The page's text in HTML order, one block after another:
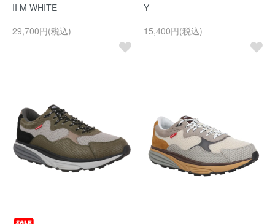
II M WHITE
29,700円(税込)
Y
15,400円(税込)